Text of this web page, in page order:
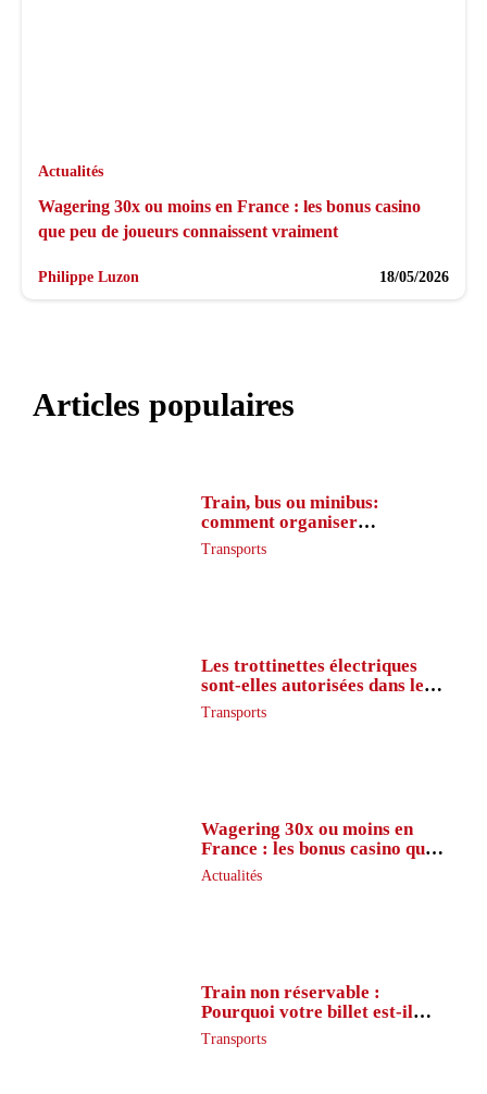
Actualités
Wagering 30x ou moins en France : les bonus casino
que peu de joueurs connaissent vraiment
Philippe Luzon 18/05/2026
Articles populaires
Train, bus ou minibus:
comment organiser
l’itinéraire en France
Transports
Les trottinettes électriques
sont-elles autorisées dans le
métro ?
Transports
Wagering 30x ou moins en
France : les bonus casino que
peu de joueurs connaissent
vraiment
Actualités
Train non réservable :
Pourquoi votre billet est-il
inaccessible ?
Transports